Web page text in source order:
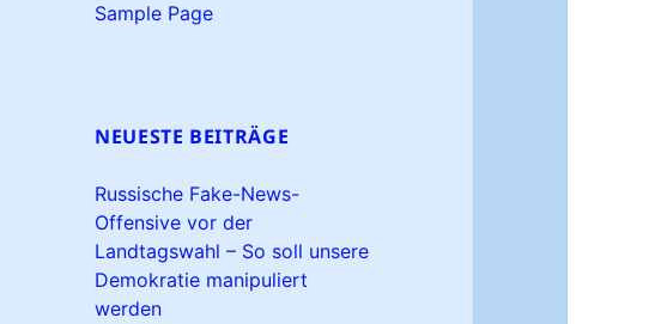
Sample Page
NEUESTE BEITRÄGE
Russische Fake-News-
Offensive vor der
Landtagswahl – So soll unsere
Demokratie manipuliert
werden